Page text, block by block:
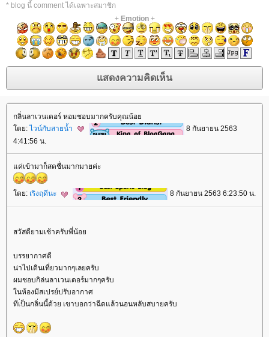
* blog นี้ comment ได้เฉพาะสมาชิก
+ Emotion+
กลิ่นลาเวนเดอร์ หอมชอบมากครับคุณน้อ
ดย: ไวน์กับสายน้ำ
8 กันยายน 2563
4:41:56 น.
ค่เข้ามาก็สดชื่นมากมายค่ะ
ดย: เริงฤดีนะ 8 กันยายน 2563 6:23:50 น.
สวัสดียามเช้าครับพี่น้อ
บรรยากาศดี
น่าไปเดินเที่ยวมากๆเลยครับ
ผมชอบกิล่นลาเวนเดอร์มากๆครับ
นห้องมีสเปรย์ปรับอากาศ
ทีเ่ป็นกลิ่นนี้ด้วย เขาบอกว่าฉีดแล้วนอนหลับสบายครับ